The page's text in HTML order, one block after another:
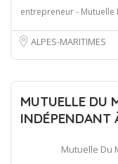
entrepreneur - Mutuelle
ALPES-MARITIMES
MUTUELLE DU
INDÉPENDANT
Mutuelle Du